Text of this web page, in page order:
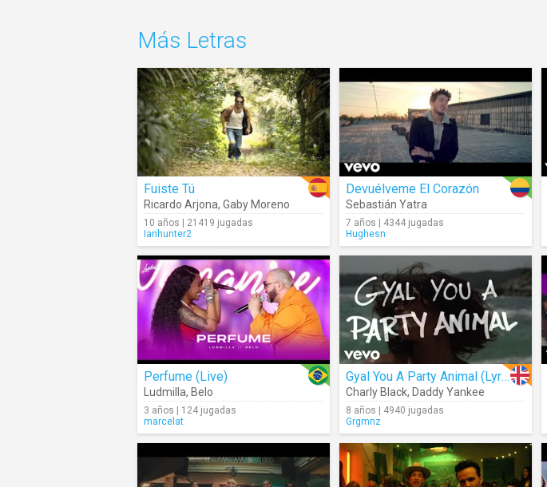
Más Letras
Fuiste Tú
Ricardo Arjona, Gaby Moreno
10 años | 21419 jugadas
Ianhunter2
Devuélveme El Corazón
Sebastián Yatra
7 años | 4344 jugadas
Hughesn
Perfume (Live)
Ludmilla, Belo
3 años | 124 jugadas
marcelat
Gyal You A Party Animal (Lyrics)
Charly Black, Daddy Yankee
8 años | 4940 jugadas
Grgmnz